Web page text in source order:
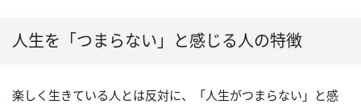
人生を「つまらない」と感じる人の特徴
楽しく生きている人とは反対に、「人生がつまらない」と感